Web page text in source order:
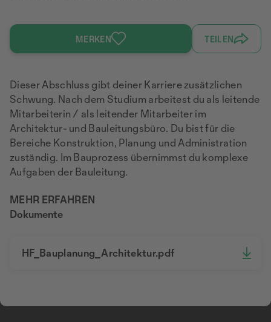
MERKEN TEILEN
Dieser Abschluss gibt deiner Karriere zusätzlichen
Schwung. Nach dem Studium arbeitest du als leitende
Mitarbeiterin / als leitender Mitarbeiter im
Architektur- und Bauleitungsbüro. Du bist für die
Bereiche Konstruktion, Planung und Administration
zuständig. Im Bauprozess übernimmst du komplexe
Aufgaben der Bauleitung.
MEHR ERFAHREN
Dokumente
HF_Bauplanung_Architektur.pdf